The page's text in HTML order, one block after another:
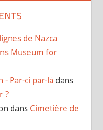
de Nazca
Museum for
- Par-ci par-là dans
?
dans Cimetière de